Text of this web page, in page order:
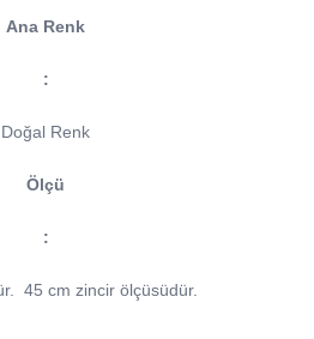
Ana Renk
:
Doğal Renk
Ölçü
:
45 cm zincir ölçüsüdür.